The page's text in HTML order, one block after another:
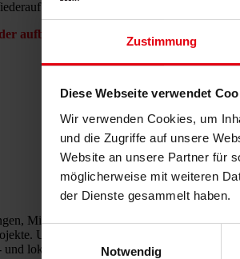
Zustimmung
Diese Webseite verwendet
Wir verwenden Cookies, um
und die Zugriffe auf unsere
Website an unsere Partner für
möglicherweise mit weiteren
der Dienste gesammelt haben.
Notwendig
aufbauen – umgesetzt nach
Ministerien, regionale und lokale
Unsere integrierten Teams vereinen
lokalen Anforderungen zu steuern.